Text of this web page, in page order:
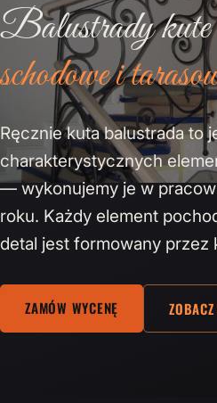
Balustrady kute
schodowe i
Ręcznie kuta balustrada to
charakterystycznych
— wykonujemy je w
roku. Każdy element
detal jest formowany przez
ZAMÓW WYCENĘ